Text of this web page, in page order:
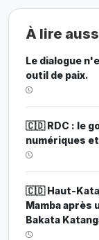
À lire
Le dialogue
outil de paix.
🇨🇩 RDC : le
numériques
🇨🇩 Haut-
Mamba après
Bakata